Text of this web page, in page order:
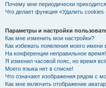
Почему мне периодически
Что делает функция «Удалить
Параметры и настройки
Как мне изменить мои настройки?
Как избежать появления моего
На конференции неправильное время!
Я изменил часовой пояс, но время
Моего языка нет в списке!
Что означают изображения рядом с
Как мне включить отображение